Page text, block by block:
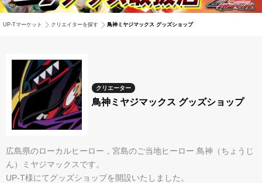
UP-Tマーケット クリエイターを探す 鳥神ミヤジマックス グッズショップ
クリエーター
鳥神ミヤジマックス グッズショップ
広島県のローカルヒーロー，宮島のご当地ヒーロー 鳥神（ちょうじ
ん）ミヤジマックスです。
UP-T様にてグッズショップを開設いたしました。